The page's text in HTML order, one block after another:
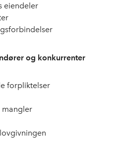
eiendeler
og konkurrenter
forpliktelser
mangler